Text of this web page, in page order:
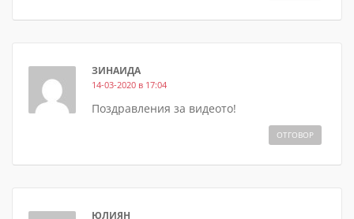
ЗИНАИДА
14-03-2020 в 17:04
Поздравления за видеото!
ОТГОВОР
ЮЛИЯН